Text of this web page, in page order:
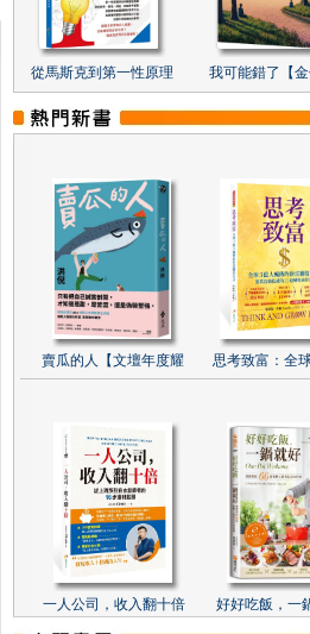
從馬斯克到第一性原理 我可能錯了【
賣瓜的人【文壇年度耀 思考致富：全
一人公司，收入翻十倍 好好吃飯，一